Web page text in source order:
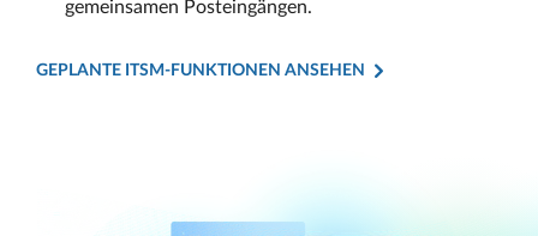
gemeinsamen Posteingängen.
GEPLANTE ITSM-FUNKTIONEN ANSEHEN